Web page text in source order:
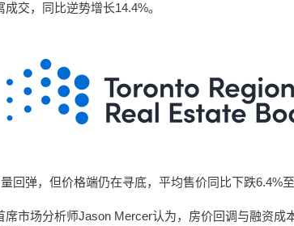
交，同比逆势增长14.4%。
回弹，但价格端仍在寻底，平均售价同比下跌6.4%至
席市场分析师Jason Mercer认为，房价回调与融资成